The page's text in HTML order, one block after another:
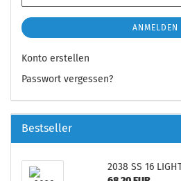
ANMELDEN
Konto erstellen
Passwort vergessen?
Bestseller
2038 SS 16